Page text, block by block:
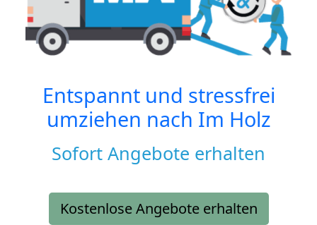
Entspannt und stressfrei
umziehen nach Im Holz
Sofort Angebote erhalten
Kostenlose Angebote erhalten